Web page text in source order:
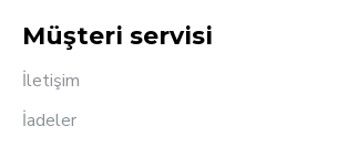
Müşteri servisi
İletişim
İadeler